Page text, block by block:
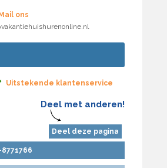
Mail ons
Uitstekende klantenservice
Deel met anderen!
Deel deze pagina